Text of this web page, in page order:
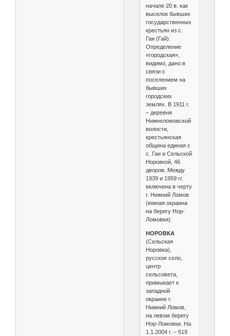
начале 20 в. как
выселок бывших
государственных
крестьян из с.
Гаи (Гай).
Определение
«городская»,
видимо, дано в
связи с
поселением на
бывших
городских
землях. В 1911 г.
– деревня
Нижнеломовской
волости,
крестьянская
община единая с
с. Гаи и Сельской
Норовкой, 46
дворов. Между
1939 и 1959 гг.
включена в черту
г. Нижний Ломов
(южная окраина
на берегу Нор-
Ломовки).
НОРОВКА
(Сельская
Норовка),
русское село,
центр
сельсовета,
примыкает к
западной
окраине г.
Нижний Ломов,
на левом берегу
Нор-Ломовки. На
1.1.2004 г. – 519